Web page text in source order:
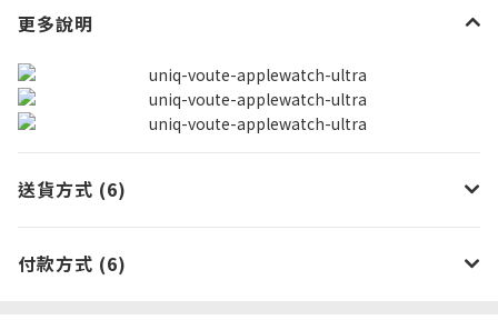
更多說明
送貨方式 (6)
付款方式 (6)